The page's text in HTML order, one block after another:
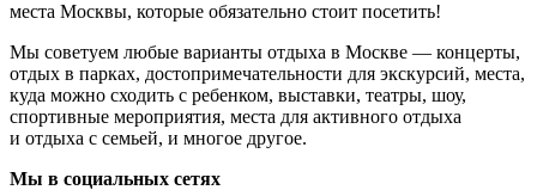
места Москвы, которые обязательно стоит посетить!
Мы советуем любые варианты отдыха в Москве — концерты,
отдых в парках, достопримечательности для экскурсий, места,
куда можно сходить с ребенком, выставки, театры, шоу,
спортивные мероприятия, места для активного отдыха
и отдыха с семьей, и многое другое.
Мы в социальных сетях